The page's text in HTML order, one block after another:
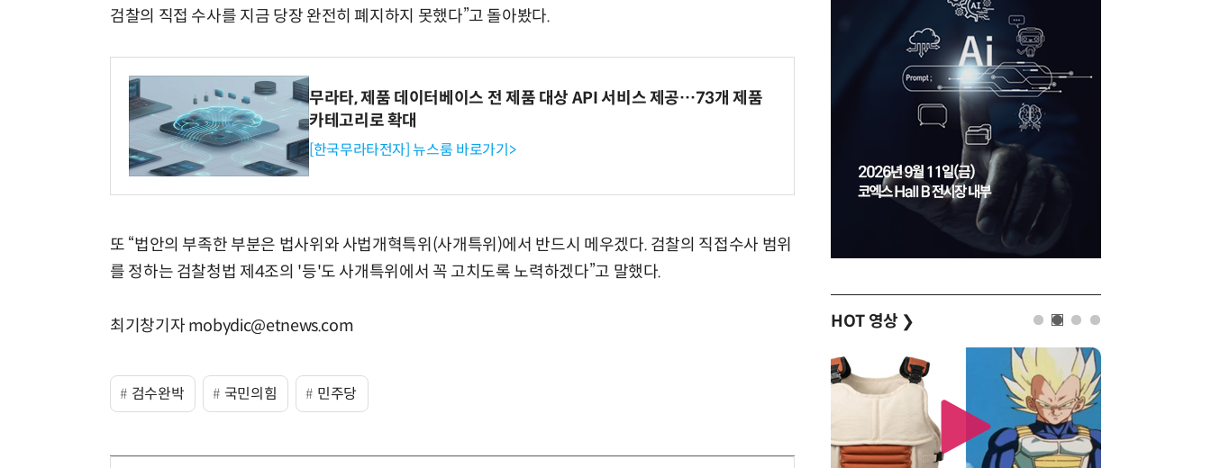
검찰의 직접 수사를 지금 당장 완전히 폐지하지 못했다”고 돌아봤다.
무라타, 제품 데이터베이스 전 제품 대상 API 서비스 제공…73개 제품
카테고리로 확대
[한국무라타전자] 뉴스룸 바로가기>
또 “법안의 부족한 부분은 법사위와 사법개혁특위(사개특위)에서 반드시 메우겠다. 검찰의 직접수사 범위
를 정하는 검찰청법 제4조의 '등'도 사개특위에서 꼭 고치도록 노력하겠다”고 말했다.
최기창기자 mobydic@etnews.com
검수완박 국민의힘 민주당
HOT 영상 ❯